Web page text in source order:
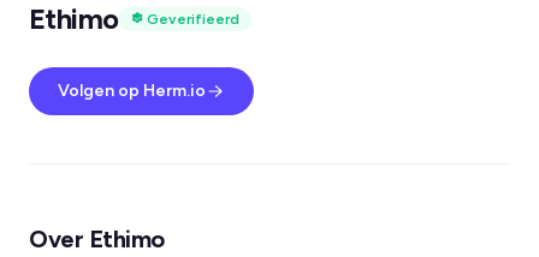
Ethimo
Geverifieerd
Volgen op Herm.io
Over Ethimo